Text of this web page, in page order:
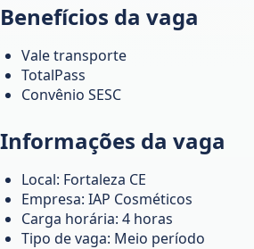
Benefícios da vaga
Vale transporte
TotalPass
Convênio SESC
Informações da vaga
Local: Fortaleza CE
Empresa: IAP Cosméticos
Carga horária: 4 horas
Tipo de vaga: Meio período